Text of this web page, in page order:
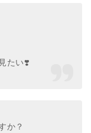
たい❣️
か？